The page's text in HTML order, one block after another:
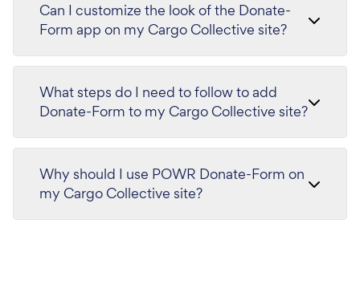
Can I customize the look of the Donate-
Form app on my Cargo Collective site?
What steps do I need to follow to add
Donate-Form to my Cargo Collective site?
Why should I use POWR Donate-Form on
my Cargo Collective site?